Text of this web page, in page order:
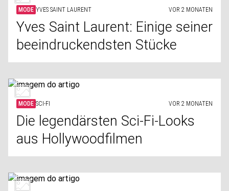
MODE YVES SAINT LAURENT VOR 2 MONATEN
Yves Saint Laurent: Einige seiner
beeindruckendsten Stücke
MODE SCI-FI VOR 2 MONATEN
Die legendärsten Sci-Fi-Looks
aus Hollywoodfilmen